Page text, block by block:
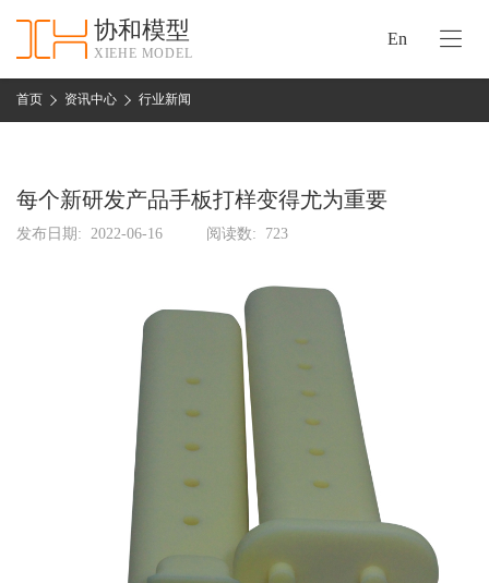
协和模型
XIEHE MODEL
En
首页 资讯中心 行业新闻
每个新研发产品手板打样变得尤为重要
发布日期: 2022-06-16 阅读数: 723
协
和
资